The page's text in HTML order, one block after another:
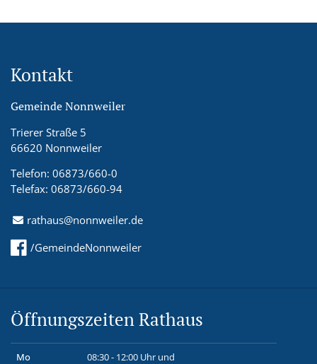
Kontakt
Gemeinde Nonnweiler
Trierer Straße 5
66620 Nonnweiler
Telefon: 06873/660-0
Telefax: 06873/660-94
rathaus@nonnweiler.de
/GemeindeNonnweiler
Öffnungszeiten Rathaus
Mo
08:30 - 12:00 Uhr und